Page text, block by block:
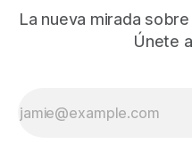
La nueva mirada
Únete